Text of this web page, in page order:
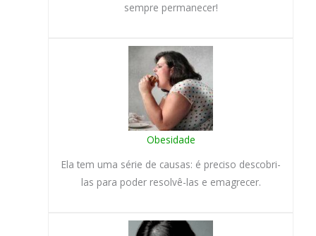
sempre permanecer!
Obesidade
Ela tem uma série de causas: é preciso descobri-
las para poder resolvê-las e emagrecer.